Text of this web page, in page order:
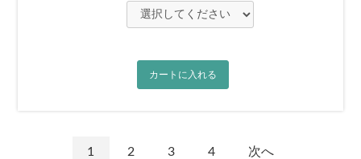
カートに入れる
1 2 3 4 次へ